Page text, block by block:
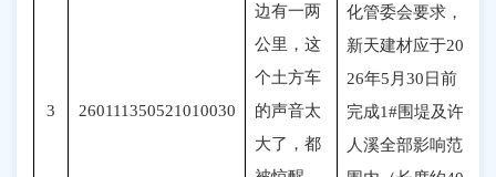
3 260111350521010030
边有一两
公里，这
个土方车
的声音太
大了，都
化管委会要求，
新天建材应于20
26年5月30日前
完成1#围堤及许
人溪全部影响范